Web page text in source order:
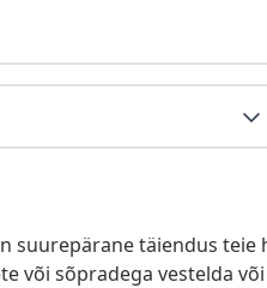
suurepärane täiendus
või sõpradega vestelda